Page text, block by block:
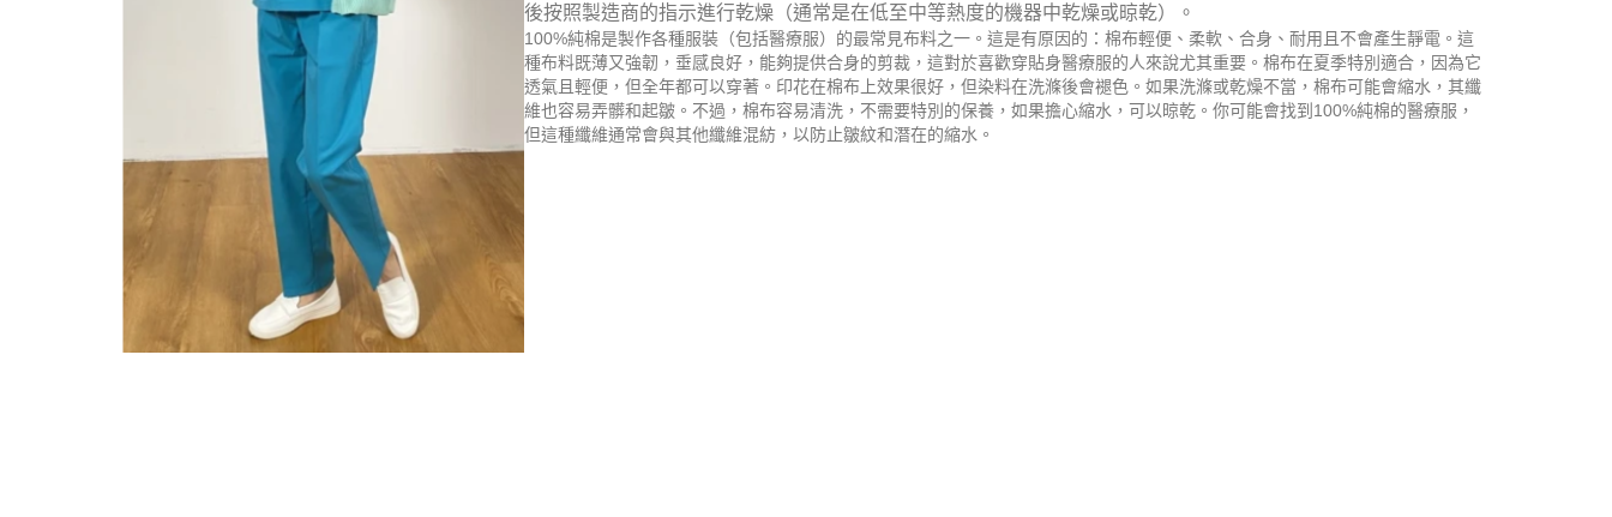
後按照製造商的指示進行乾燥（通常是在低至中等熱度的機器中乾燥或晾乾）。
100%純棉是製作各種服裝（包括醫療服）的最常見布料之一。這是有原因的：棉布輕便、柔軟、合身、耐用且不會產生靜電。這
種布料既薄又強韌，垂感良好，能夠提供合身的剪裁，這對於喜歡穿貼身醫療服的人來說尤其重要。棉布在夏季特別適合，因為它
透氣且輕便，但全年都可以穿著。印花在棉布上效果很好，但染料在洗滌後會褪色。如果洗滌或乾燥不當，棉布可能會縮水，其纖
維也容易弄髒和起皺。不過，棉布容易清洗，不需要特別的保養，如果擔心縮水，可以晾乾。你可能會找到100%純棉的醫療服，
但這種纖維通常會與其他纖維混紡，以防止皺紋和潛在的縮水。